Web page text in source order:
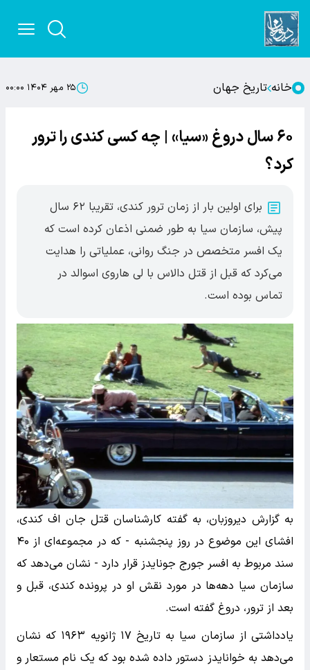
خانه تاریخ جهان ۲۵ مهر ۱۴۰۴ ۰۰:۰۰
۶۰ سال دروغ «سیا» | چه کسی کندی را ترور
کرد؟
برای اولین بار از زمان ترور کندی، تقریبا ۶۲ سال
پیش، سازمان سیا به طور ضمنی اذعان کرده است که
یک افسر متخصص در جنگ روانی، عملیاتی را هدایت
می‌کرد که قبل از قتل دالاس با لی هاروی اسوالد در
تماس بوده است.
به گزارش دیروزبان، به گفته کارشناسان قتل جان اف کندی،
افشای این موضوع در روز پنجشنبه - که در مجموعه‌ای از ۴۰
سند مربوط به افسر جورج جونایدز قرار دارد - نشان می‌دهد که
سازمان سیا دهه‌ها در مورد نقش او در پرونده کندی، قبل و
بعد از ترور، دروغ گفته است.
یادداشتی از سازمان سیا به تاریخ ۱۷ ژانویه ۱۹۶۳ که ​​نشان
می‌دهد به خوانایدز دستور داده شده بود که یک نام مستعار و